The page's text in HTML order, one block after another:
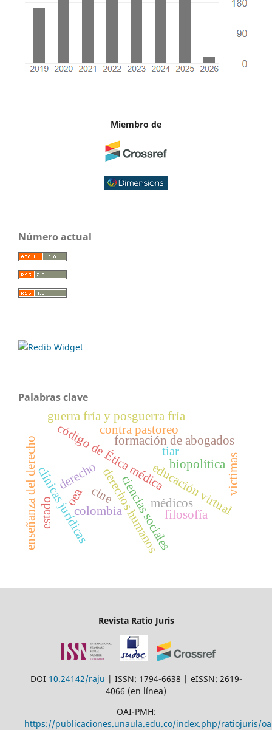
Miembro de
Número actual
Palabras clave
derechos humanosmédicos
código de Ética médica
colombia
formación de abogados
educación virtual
ciencias sociales
clínicas jurídicas
enseñanza del derecho
guerra fría y posguerra fría
tiar
oea
contra pastoreo
estado
biopolítica
filosofía
victimas
cine
derecho
Revista Ratio Juris
DOI 10.24142/raju | ISSN: 1794-6638 | eISSN: 2619-
4066 (en línea)
OAI-PMH:
https://publicaciones.unaula.edu.co/index.php/ratiojuris/